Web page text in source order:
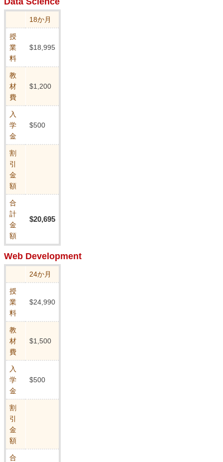
18か月
授
業
料
$18,995
教
材
費
$1,200
入
学
金
$500
割
引
金
額
合
計
金
額
$20,695
Web Development
24か月
授
業
料
$24,990
教
材
費
$1,500
入
学
金
$500
割
引
金
額
合